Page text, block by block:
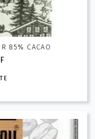
85% CACAO